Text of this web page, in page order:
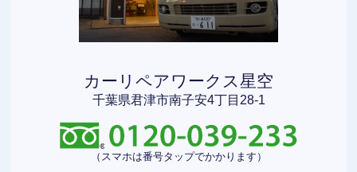
カーリペアワークス星空
千葉県君津市南子安4丁目28-1
（スマホは番号タップでかかります）